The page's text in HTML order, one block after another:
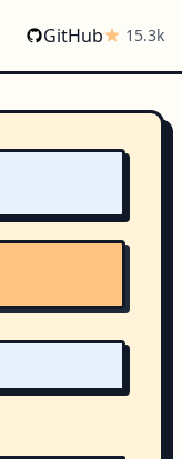
GitHub 15.3k